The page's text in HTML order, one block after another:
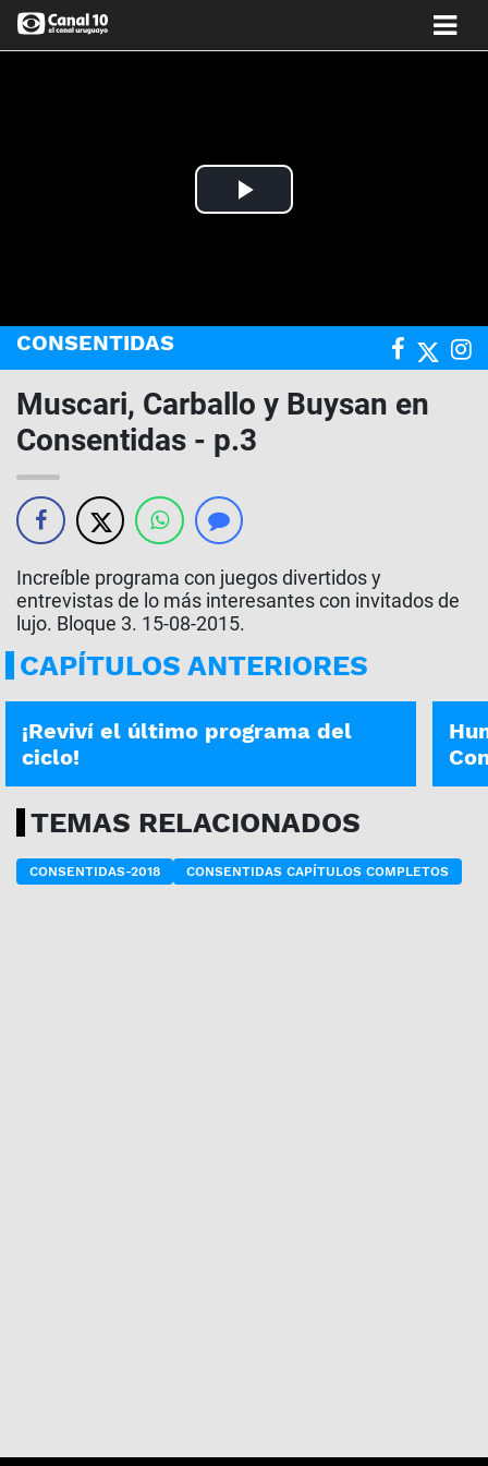
Play
CONSENTIDAS
Muscari, Carballo y Buysan en
Consentidas - p.3
Increíble programa con juegos divertidos y
entrevistas de lo más interesantes con invitados de
lujo. Bloque 3. 15-08-2015.
CAPÍTULOS ANTERIORES
CONSENTIDAS | 26-12-2020
¡Reviví el último programa del
ciclo!
TEMAS RELACIONADOS
CONSENTIDAS-2018 CONSENTIDAS CAPÍTULOS COMPLETOS